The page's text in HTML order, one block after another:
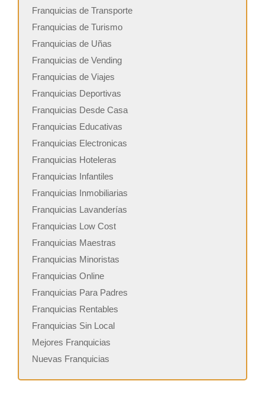
Franquicias de Transporte
Franquicias de Turismo
Franquicias de Uñas
Franquicias de Vending
Franquicias de Viajes
Franquicias Deportivas
Franquicias Desde Casa
Franquicias Educativas
Franquicias Electronicas
Franquicias Hoteleras
Franquicias Infantiles
Franquicias Inmobiliarias
Franquicias Lavanderías
Franquicias Low Cost
Franquicias Maestras
Franquicias Minoristas
Franquicias Online
Franquicias Para Padres
Franquicias Rentables
Franquicias Sin Local
Mejores Franquicias
Nuevas Franquicias